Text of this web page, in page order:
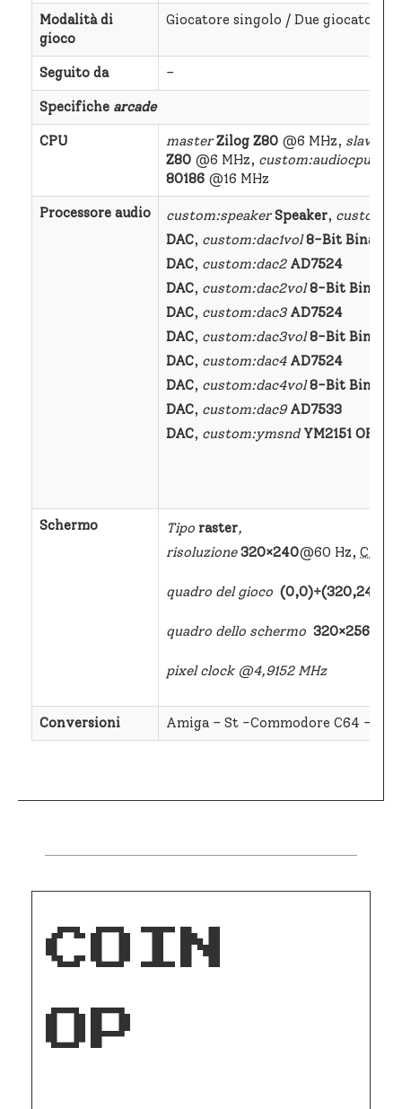
Modalità di
gioco
Giocatore singolo / Due giocatori
Seguito da –
Specifiche arcade
CPU master Zilog Z80 @6 MHz, slave
Z80 @6 MHz, custom:audiocpu
80186 @16 MHz
Processore audio custom:speaker Speaker,
DAC, custom:dac1vol 8-Bit Binary
DAC, custom:dac2 AD7524
DAC, custom:dac2vol 8-Bit Binary
DAC, custom:dac3 AD7524
DAC, custom:dac3vol 8-Bit Binary
DAC, custom:dac4 AD7524
DAC, custom:dac4vol 8-Bit Binary
DAC, custom:dac9 AD7533
DAC, custom:ymsnd YM2151 OPM
Schermo Tipo raster,
risoluzione320×240@60 Hz, CRT
quadro del gioco (0,0)÷(320,240)
quadro dello schermo 320×256
pixel clock @4,9152 MHz
Conversioni Amiga – St -Commodore C64 –
COIN
OP